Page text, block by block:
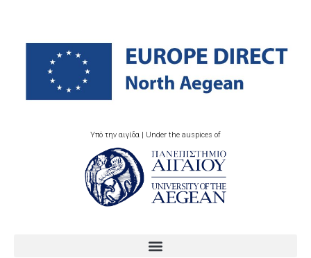
Υπό την αιγίδα | Under the auspices of